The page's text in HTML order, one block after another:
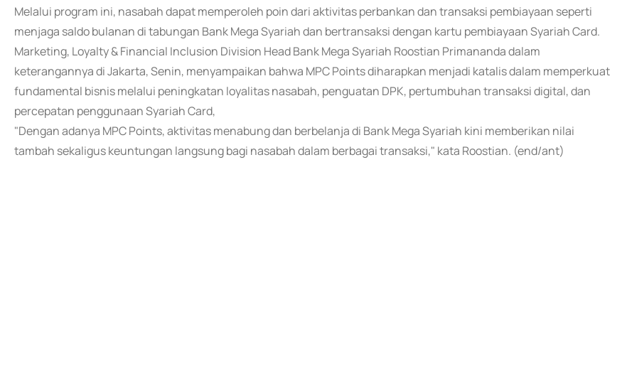
Melalui program ini, nasabah dapat memperoleh poin dari aktivitas perbankan dan transaksi pembiayaan seperti
menjaga saldo bulanan di tabungan Bank Mega Syariah dan bertransaksi dengan kartu pembiayaan Syariah Card.
Marketing, Loyalty & Financial Inclusion Division Head Bank Mega Syariah Roostian Primananda dalam
keterangannya di Jakarta, Senin, menyampaikan bahwa MPC Points diharapkan menjadi katalis dalam memperkuat
fundamental bisnis melalui peningkatan loyalitas nasabah, penguatan DPK, pertumbuhan transaksi digital, dan
percepatan penggunaan Syariah Card,
"Dengan adanya MPC Points, aktivitas menabung dan berbelanja di Bank Mega Syariah kini memberikan nilai
tambah sekaligus keuntungan langsung bagi nasabah dalam berbagai transaksi," kata Roostian. (end/ant)